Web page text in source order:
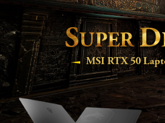
SUPERD
MSI RTX 50